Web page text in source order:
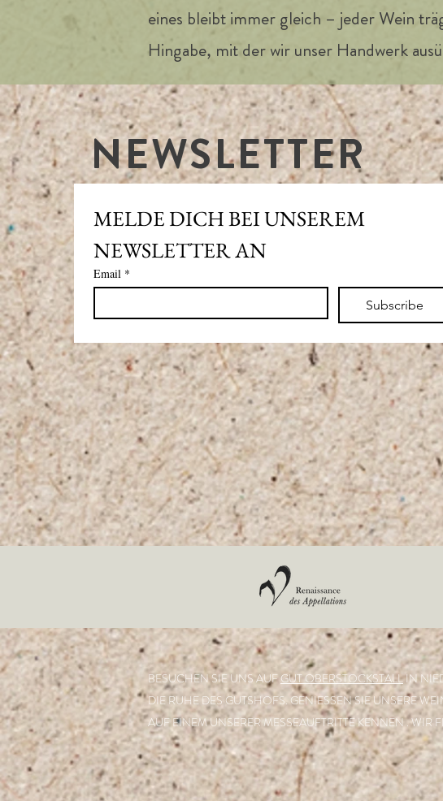
eines bleibt immer gleich – jeder Wein
Hingabe, mit der wir unser Handwerk
NEWSLETTER
MELDE DICH BEI UNSEREM
NEWSLETTER AN
Email *
Subscribe
BESUCHEN SIE UNS AUFGUT OBERSTOCKSTALLIN
DIE RUHE DES GUTSHOFS. GENIESSEN SIE UNSERE
AUF EINEM UNSERER MESSEAUFTRITTE KENNEN . WIR